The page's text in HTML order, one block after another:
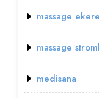
massage
massage
medisana